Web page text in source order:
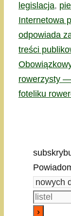
legislacja,
Internetowa
odpowiada
treści
rowerzysty
foteliku